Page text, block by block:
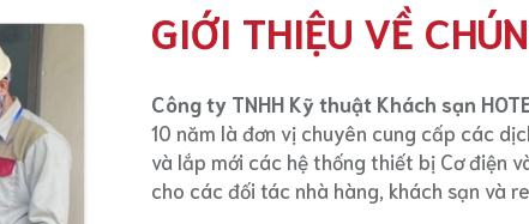
GIỚI THIỆU VỀ
Công ty TNHH Kỹ thuật Khách sạn
10 năm là đơn vị chuyên cung cấp các
và lắp mới các hệ thống thiết bị Cơ điện
cho các đối tác nhà hàng, khách sạn và